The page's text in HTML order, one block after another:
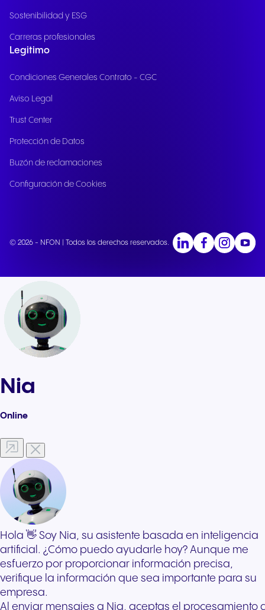
Sostenibilidad y ESG
Carreras profesionales
Legitimo
Condiciones Generales Contrato - CGC
Aviso Legal
Trust Center
Protección de Datos
Buzón de reclamaciones
Configuración de Cookies
© 2026 - NFON | Todos los derechos reservados.